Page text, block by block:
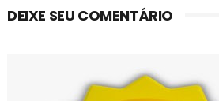
DEIXE SEU COMENTÁRIO